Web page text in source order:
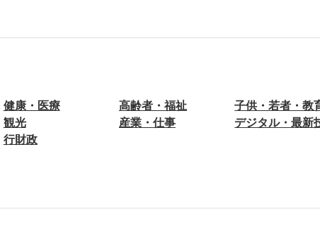
健康・医療 高齢者・福祉
子供・若者・教
観光 産業・仕事
デジタル・最新
行財政